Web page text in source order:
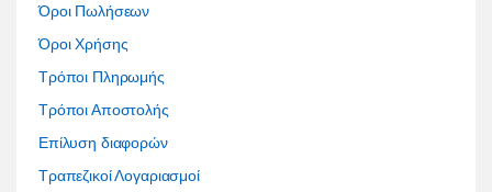
Όροι Πωλήσεων
Όροι Χρήσης
Τρόποι Πληρωμής
Τρόποι Αποστολής
Επίλυση διαφορών
Τραπεζικοί Λογαριασμοί